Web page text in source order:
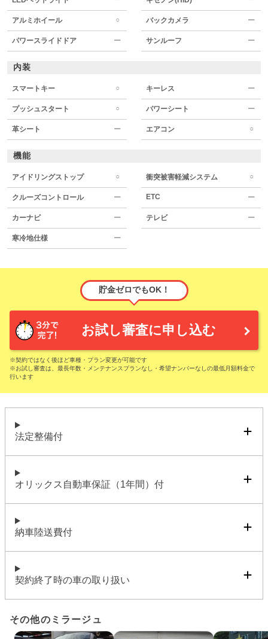
アルミホイール ○ バックカメラ ー
パワースライドドア ー サンルーフ ー
内装
スマートキー ○ キーレス ー
プッシュスタート ○ パワーシート ー
革シート ー エアコン ○
機能
アイドリングストップ ○ 衝突被害軽減システム ○
クルーズコントロール ー ETC ー
カーナビ ー テレビ ー
寒冷地仕様 ー
貯金ゼロでもOK！
お試し審査に申し込む
※契約ではなく後ほど車種・プラン変更が可能です
※お試し審査は、最長年数・メンテナンスプランなし・希望ナンバーなしの最低月額料金で
行います
法定整備付
オリックス自動車保証（1年間）付
納車陸送費付
契約終了時の車の取り扱い
その他のミラージュ